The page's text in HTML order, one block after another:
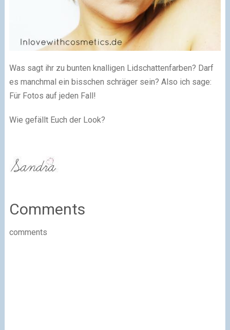
Was sagt ihr zu bunten knalligen Lidschattenfarben? Darf
es manchmal ein bisschen schräger sein? Also ich sage:
Für Fotos auf jeden Fall!
Wie gefällt Euch der Look?
Comments
comments